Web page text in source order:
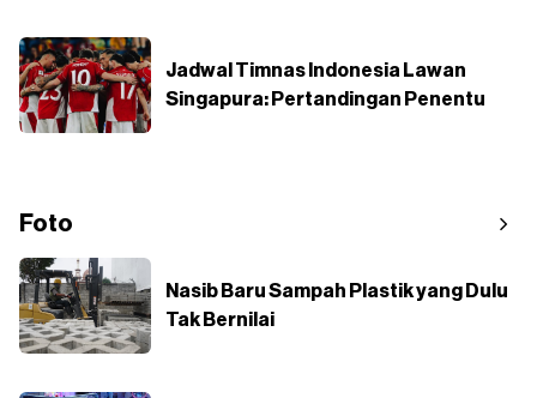
Jadwal Timnas Indonesia Lawan
Singapura: Pertandingan Penentu
Foto
Nasib Baru Sampah Plastik yang Dulu
Tak Bernilai